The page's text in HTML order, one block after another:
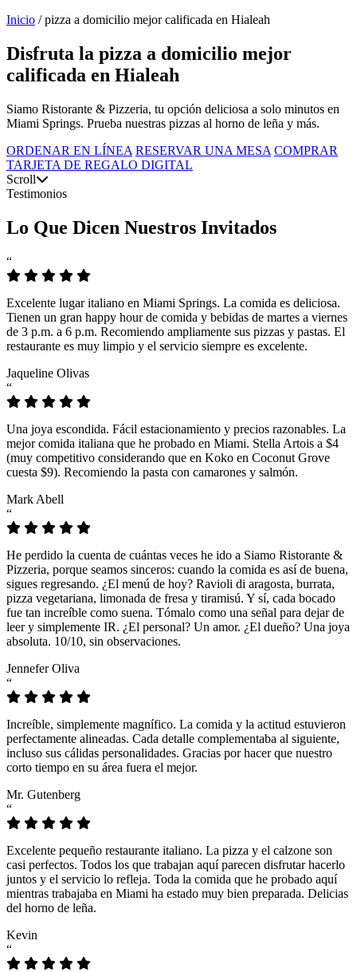
Inicio / pizza a domicilio mejor calificada en Hialeah
Disfruta la pizza a domicilio mejor
calificada en Hialeah
Siamo Ristorante & Pizzeria, tu opción deliciosa a solo minutos en
Miami Springs. Prueba nuestras pizzas al horno de leña y más.
ORDENAR EN LÍNEA RESERVAR UNA MESA COMPRAR
TARJETA DE REGALO DIGITAL
Scroll
Testimonios
Lo Que Dicen Nuestros Invitados
“
Excelente lugar italiano en Miami Springs. La comida es deliciosa.
Tienen un gran happy hour de comida y bebidas de martes a viernes
de 3 p.m. a 6 p.m. Recomiendo ampliamente sus pizzas y pastas. El
restaurante es muy limpio y el servicio siempre es excelente.
Jaqueline Olivas
“
Una joya escondida. Fácil estacionamiento y precios razonables. La
mejor comida italiana que he probado en Miami. Stella Artois a $4
(muy competitivo considerando que en Koko en Coconut Grove
cuesta $9). Recomiendo la pasta con camarones y salmón.
Mark Abell
“
He perdido la cuenta de cuántas veces he ido a Siamo Ristorante &
Pizzeria, porque seamos sinceros: cuando la comida es así de buena,
sigues regresando. ¿El menú de hoy? Ravioli di aragosta, burrata,
pizza vegetariana, limonada de fresa y tiramisú. Y sí, cada bocado
fue tan increíble como suena. Tómalo como una señal para dejar de
leer y simplemente IR. ¿El personal? Un amor. ¿El dueño? Una joya
absoluta. 10/10, sin observaciones.
Jennefer Oliva
“
Increíble, simplemente magnífico. La comida y la actitud estuvieron
perfectamente alineadas. Cada detalle complementaba al siguiente,
incluso sus cálidas personalidades. Gracias por hacer que nuestro
corto tiempo en su área fuera el mejor.
Mr. Gutenberg
“
Excelente pequeño restaurante italiano. La pizza y el calzone son
casi perfectos. Todos los que trabajan aquí parecen disfrutar hacerlo
juntos y el servicio lo refleja. Toda la comida que he probado aquí
mientras trabajaba en Miami ha estado muy bien preparada. Delicias
del horno de leña.
Kevin
“